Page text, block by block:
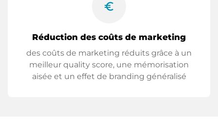
euro_symbol
Réduction des coûts de marketing
des coûts de marketing réduits grâce à un
meilleur quality score, une mémorisation
aisée et un effet de branding généralisé